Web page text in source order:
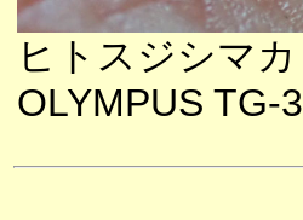
ヒトスジシマカ
OLYMPUS TG-3